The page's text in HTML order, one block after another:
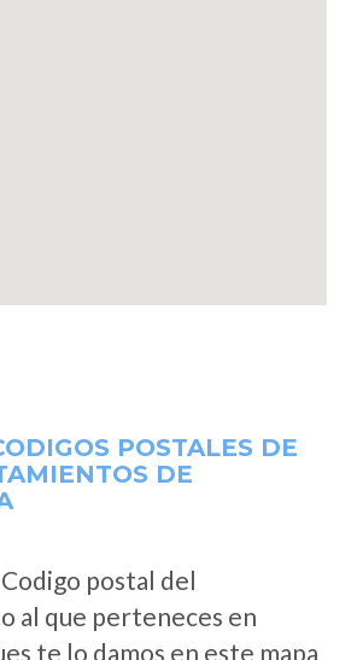
POSTALES DE
DE
postal del
al que perteneces en
te lo damos en este mapa